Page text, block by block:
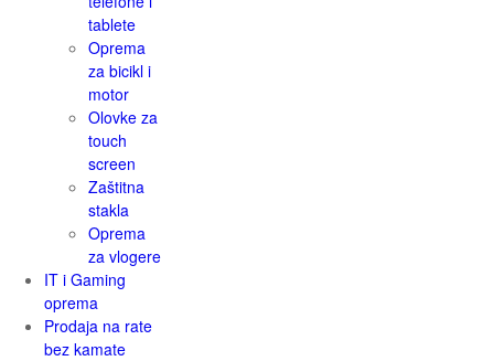
tablete
Oprema
za bicikl i
motor
Olovke za
touch
screen
Zaštitna
stakla
Oprema
za vlogere
IT i Gaming
oprema
Prodaja na rate
bez kamate